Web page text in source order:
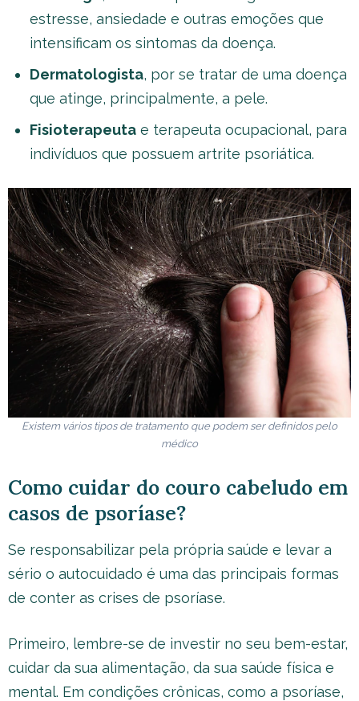
estresse, ansiedade e outras emoções que
intensificam os sintomas da doença.
Dermatologista, por se tratar de uma doença
que atinge, principalmente, a pele.
Fisioterapeuta e terapeuta ocupacional, para
indivíduos que possuem artrite psoriática.
Existem vários tipos de tratamento que podem ser definidos pelo
médico
Como cuidar do couro cabeludo em
casos de psoríase?
Se responsabilizar pela própria saúde e levar a
sério o autocuidado é uma das principais formas
de conter as crises de psoríase.
Primeiro, lembre-se de investir no seu bem-estar,
cuidar da sua alimentação, da sua saúde física e
mental. Em condições crônicas, como a psoríase,